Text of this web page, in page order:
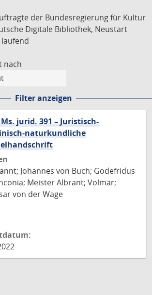
der Bundesregierung für Kultur
Digitale Bibliothek, Neustart
laufend
nach
Filter anzeigen
Ms. jurid. 391 – Juristisch-
naturkundliche
Johannes von Buch; Godefridus
Meister Albrant; Volmar;
von der Wage